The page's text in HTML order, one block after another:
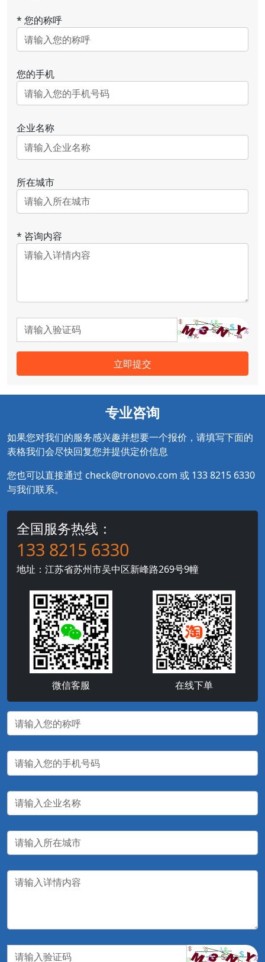
* 您的称呼
您的手机
企业名称
所在城市
* 咨询内容
立即提交
专业咨询
如果您对我们的服务感兴趣并想要一个报价，请填写下面的
表格我们会尽快回复您并提供定价信息
您也可以直接通过 check@tronovo.com 或 133 8215 6330
与我们联系。
全国服务热线：
133 8215 6330
地址：江苏省苏州市吴中区新峰路269号9幢
微信客服 在线下单